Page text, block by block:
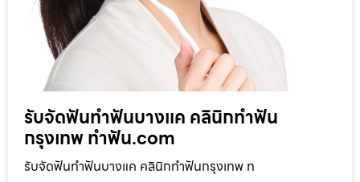
รับจัดฟันทำฟันบางแค คลินิกทำฟัน
กรุงเทพ ทำฟัน.com
รับจัดฟันทำฟันบางแค คลินิกทำฟันกรุงเทพ ท